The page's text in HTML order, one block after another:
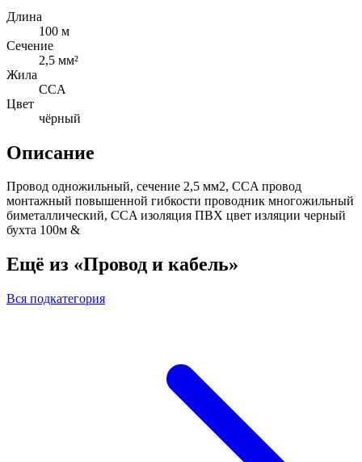
Длина
100 м
Сечение
2,5 мм²
Жила
CCA
Цвет
чёрный
Описание
Провод одножильный, сечение 2,5 мм2, CCA провод
монтажный повышенной гибкости проводник многожильный
биметаллический, CCA изоляция ПВХ цвет изляции черный
бухта 100м &
Ещё из «Провод и кабель»
Вся подкатегория